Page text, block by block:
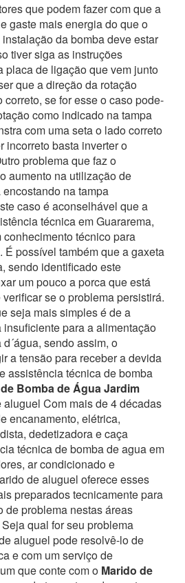
que podem fazer com que a
gaste mais energia do que o
da bomba deve estar
tiver siga as instruções
placa de ligação que vem junto
que a direção da rotação
se for esse o caso pode-
como indicado na tampa
com uma seta o lado correto
incorreto basta inverter o
problema que faz o
aumento na utilização de
na tampa
caso é aconselhável que a
técnica em Guararema,
técnico para
É possível também que a gaxeta
sendo identificado este
um pouco a porca que está
se o problema persistirá.
seja mais simples é de a
para a alimentação
sendo assim, o
a tensão para receber a devida
assistência técnica de bomba
Bomba de Água Jardim
aluguel Com mais de 4 décadas
encanamento, elétrica,
dedetizadora e caça
técnica de bomba de agua em
ar condicionado e
de aluguel oferece esses
preparados tecnicamente para
de problema nestas áreas
Seja qual for seu problema
aluguel pode resolvê-lo de
e com um serviço de
que conte com o Marido de